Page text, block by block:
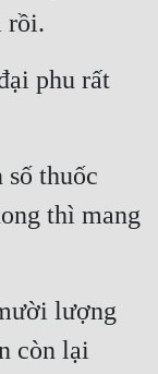
rồi.
phu rất
thuốc
thì mang
lượng
còn lại